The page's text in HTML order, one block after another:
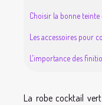
Choisir la bonne teinte
Les accessoires pour
L'importance des
La robe cocktail